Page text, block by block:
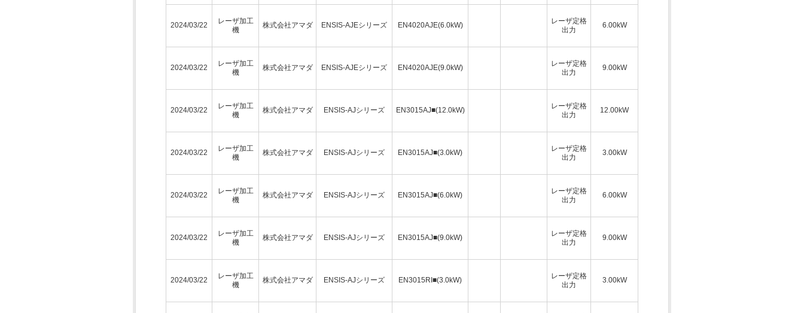
2024/03/22
レーザ加工
機
株式会社アマダ ENSIS-AJEシリーズ EN4020AJE(6.0kW)
レーザ定格
出力
6.00kW
2024/03/22
レーザ加工
機
株式会社アマダ ENSIS-AJEシリーズ EN4020AJE(9.0kW)
レーザ定格
出力
9.00kW
2024/03/22
レーザ加工
機
株式会社アマダ ENSIS-AJシリーズ EN3015AJ■(12.0kW)
レーザ定格
出力
12.00kW
2024/03/22
レーザ加工
機
株式会社アマダ ENSIS-AJシリーズ EN3015AJ■(3.0kW)
レーザ定格
出力
3.00kW
2024/03/22
レーザ加工
機
株式会社アマダ ENSIS-AJシリーズ EN3015AJ■(6.0kW)
レーザ定格
出力
6.00kW
2024/03/22
レーザ加工
機
株式会社アマダ ENSIS-AJシリーズ EN3015AJ■(9.0kW)
レーザ定格
出力
9.00kW
2024/03/22
レーザ加工
機
株式会社アマダ ENSIS-AJシリーズ EN3015RI■(3.0kW)
レーザ定格
出力
3.00kW